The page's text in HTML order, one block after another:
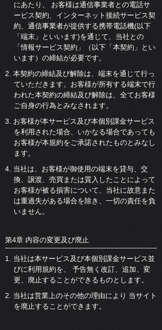
にあたり、 お客様は通信事業者との電話サ
ービス契約、インターネット接続サービス契
約、通信事業者が提供する携帯電話機(以下
「端末」といいます)を通じて、当社との
「情報サービス契約」（以下「本契約」とい
います）の締結が必要です。
2. 本契約の締結及び解除は、端末を通じて行っ
ていただきます。お客様が所有する端末で行
われた本契約の締結及び解除は、全てお客様
ご自身の行為とみなされます。
3. お客様が本サービス及び本個別課金サービス
を利用された場合、いかなる場合であっても
お客様が本規約をご承諾されたものとみなし
ます。
4. 当社は、お客様が御使用の端末を貸与、交
換、譲渡、売買または質入したことによって
お客様が被る損害について、当社に故意また
は重過失がある場合を除き、一切の責任を負
いません。
第4章 内容の変更及び廃止
1. 当社は本サービス及び本個別課金サービス並
びに利用規約を、 予告無く改訂、追加、変
更、廃止することができるものとします。
2. 当社は営業上のその他の理由により 当サイト
を廃止することができます。